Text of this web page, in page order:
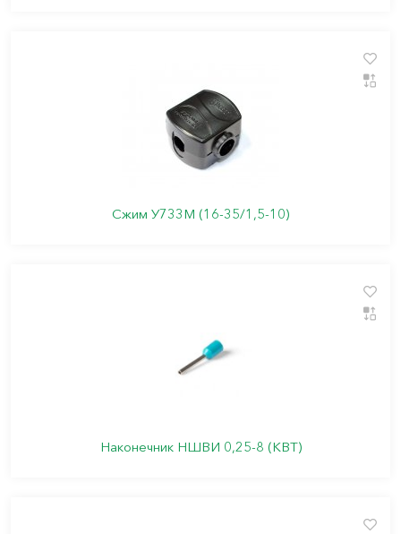
Сжим У733М (16-35/1,5-10)
Наконечник НШВИ 0,25-8 (КВТ)